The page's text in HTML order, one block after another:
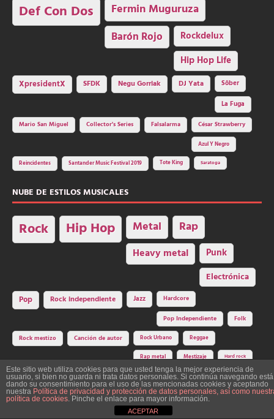
Def Con Dos Fermin Muguruza
Barón Rojo Rockdelux
Hip Hop Life
XpresidentX SFDK Negu Gorriak DJ Yata
Sôber
La Fuga
Mario San Miguel
Collector's Series Falsalarma César Strawberry
Azul Y Negro
Reincidentes Santander Music Festival 2019 Tote King Saratoga
NUBE DE ESTILOS MUSICALES
Rock Hip Hop Metal Rap
Heavy metal Punk
Electrónica
Pop Rock independiente Jazz Hardcore
Pop Independiente Folk
Rock mestizo Canción de autor Rock Urbano Reggae
Rap metal Mestizaje Hard rock
Construcción y diseño: La Factoría del Ritmo Art Studio. Edita: Asociación
Cultural Y Dale Ritmo!
Este sitio web utiliza cookies para que usted tenga la mejor experiencia de
usuario, si bien no guarda ni trata datos personales. Si continúa navegando está
dando su consentimiento para el uso de las mencionadas cookies y aceptando
nuestra Política de privacidad y protección de datos personales, así como
política de cookies. Pinche el enlace para mayor información.
ACEPTAR